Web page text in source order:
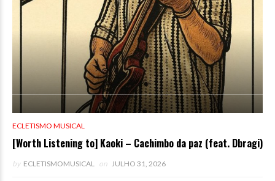
ECLETISMO MUSICAL
[Worth Listening to] Kaoki – Cachimbo da paz (feat. Dbragi)
by ECLETISMOMUSICAL on JULHO 31, 2026